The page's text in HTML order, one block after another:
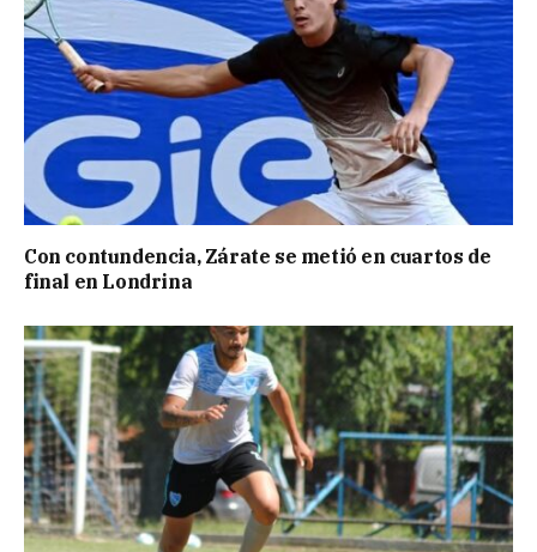
Con contundencia, Zárate se metió en cuartos de
final en Londrina